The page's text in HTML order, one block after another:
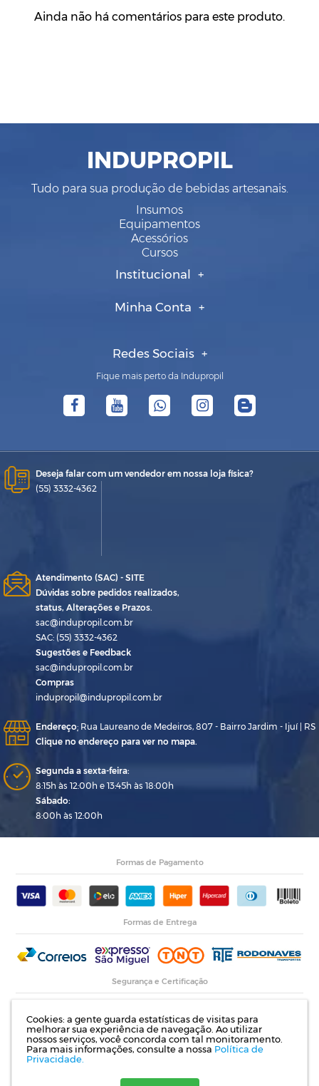
Cookies: a gente guarda estatísticas de visitas para
melhorar sua experiência de navegação. Ao utilizar
nossos serviços, você concorda com tal monitoramento.
Para mais informações, consulte a nossa Política de
Privacidade.
Ainda não há comentários para este produto.
INDUPROPIL
Tudo para sua produção de bebidas artesanais.
Insumos
Equipamentos
Acessórios
Cursos
Institucional
Minha Conta
Redes Sociais
Fique mais perto da Indupropil
Deseja falar com um vendedor em nossa loja física?
(55) 3332-4362
Atendimento (SAC) - SITE
Dúvidas sobre pedidos realizados,
status, Alterações e Prazos.
sac@indupropil.com.br
SAC: (55) 3332-4362
Sugestões e Feedback
sac@indupropil.com.br
Compras
indupropil@indupropil.com.br
Endereço: Rua Laureano de Medeiros, 807 - Bairro Jardim - Ijuí | RS
Clique no endereço para ver no mapa.
Segunda a sexta-feira:
8:15h às 12:00h e 13:45h às 18:00h
Sábado:
8:00h às 12:00h
Formas de Pagamento
Formas de Entrega
Segurança e Certificação
Razão Social: Indupropil Indústria e Comércio Ltda | CNPJ: 00.774.194/0001-82 |